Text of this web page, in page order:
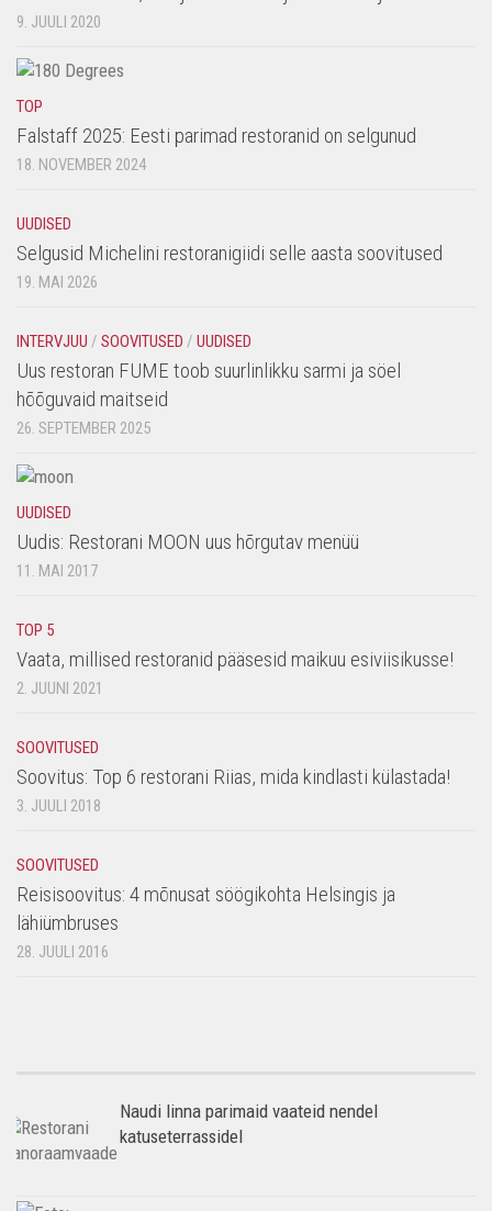
9. JUULI 2020
TOP
Falstaff 2025: Eesti parimad restoranid on selgunud
18. NOVEMBER 2024
UUDISED
Selgusid Michelini restoranigiidi selle aasta soovitused
19. MAI 2026
INTERVJUU / SOOVITUSED / UUDISED
Uus restoran FUME toob suurlinlikku sarmi ja söel
hõõguvaid maitseid
26. SEPTEMBER 2025
UUDISED
Uudis: Restorani MOON uus hõrgutav menüü
11. MAI 2017
TOP 5
Vaata, millised restoranid pääsesid maikuu esiviisikusse!
2. JUUNI 2021
SOOVITUSED
Soovitus: Top 6 restorani Riias, mida kindlasti külastada!
3. JUULI 2018
SOOVITUSED
Reisisoovitus: 4 mõnusat söögikohta Helsingis ja
lähiümbruses
28. JUULI 2016
Naudi linna parimaid vaateid nendel
katuseterrassidel